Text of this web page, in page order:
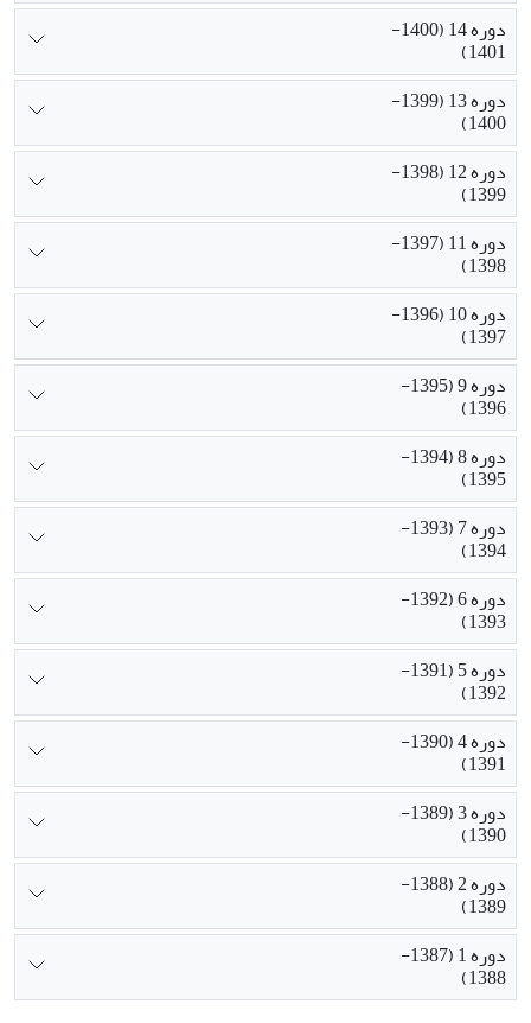
دوره 14 (1400-
1401)
دوره 13 (1399-
1400)
دوره 12 (1398-
1399)
دوره 11 (1397-
1398)
دوره 10 (1396-
1397)
دوره 9 (1395-
1396)
دوره 8 (1394-
1395)
دوره 7 (1393-
1394)
دوره 6 (1392-
1393)
دوره 5 (1391-
1392)
دوره 4 (1390-
1391)
دوره 3 (1389-
1390)
دوره 2 (1388-
1389)
دوره 1 (1387-
1388)